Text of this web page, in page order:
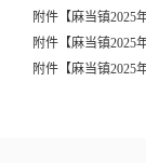
附件【麻当镇2025
附件【麻当镇2025
附件【麻当镇2025